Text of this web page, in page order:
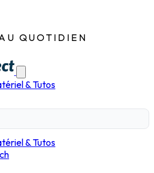
QUOTIDIEN
& Tutos
& Tutos